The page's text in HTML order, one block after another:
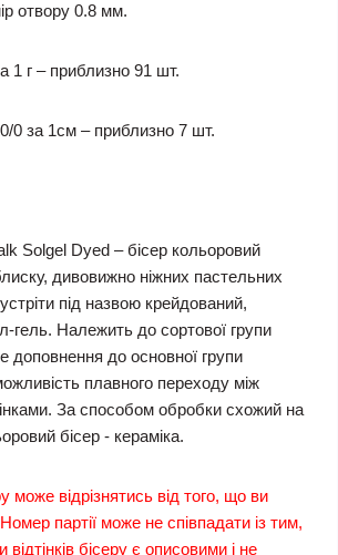
отвору 0.8 мм.
1 г – приблизно 91 шт.
0 за 1см – приблизно 7 шт.
Solgel Dyed – бісер кольоровий
дивовижно ніжних пастельних
під назвою крейдований,
гель. Належить до сортової групи
доповнення до основної групи
плавного переходу між
За способом обробки схожий на
бісер - кераміка.
може відрізнятись від того, що ви
партії може не співпадати із тим,
бісеру є описовими і не